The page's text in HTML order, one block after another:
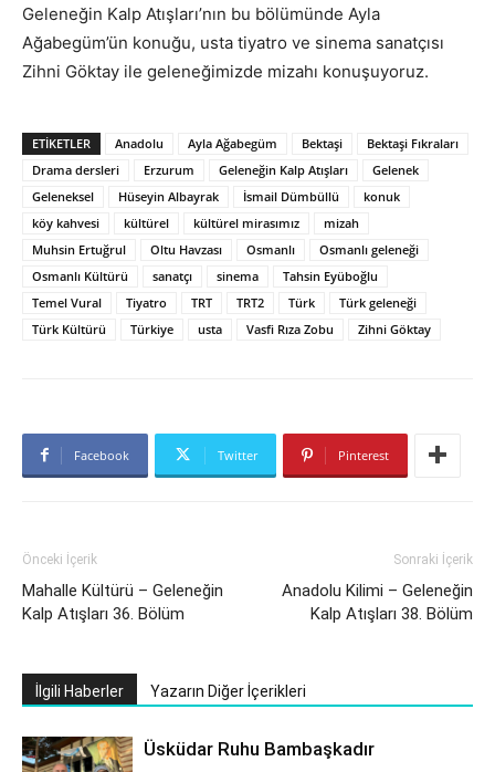
Geleneğin Kalp Atışları’nın bu bölümünde Ayla
Ağabegüm’ün konuğu, usta tiyatro ve sinema sanatçısı
Zihni Göktay ile geleneğimizde mizahı konuşuyoruz.
ETIKETLER Anadolu Ayla Ağabegüm Bektaşi
Bektaşi Fıkraları
Drama dersleri
Erzurum Geleneğin Kalp Atışları
Gelenek
Geleneksel
Hüseyin Albayrak İsmail Dümbüllü
konuk
köy kahvesi
kültürel kültürel mirasımız
mizah
Muhsin Ertuğrul
Oltu Havzası Osmanlı
Osmanlı geleneği
Osmanlı Kültürü
sanatçı sinema
Tahsin Eyüboğlu
Temel Vural
Tiyatro TRT TRT2 Türk
Türk geleneği
Türk Kültürü
Türkiye usta Vasfi Rıza Zobu Zihni Göktay
Facebook Twitter Pinterest
Önceki İçerik
Mahalle Kültürü – Geleneğin
Kalp Atışları 36. Bölüm
Sonraki İçerik
Anadolu Kilimi – Geleneğin
Kalp Atışları 38. Bölüm
İlgili Haberler Yazarın Diğer İçerikleri
Üsküdar Ruhu Bambaşkadır